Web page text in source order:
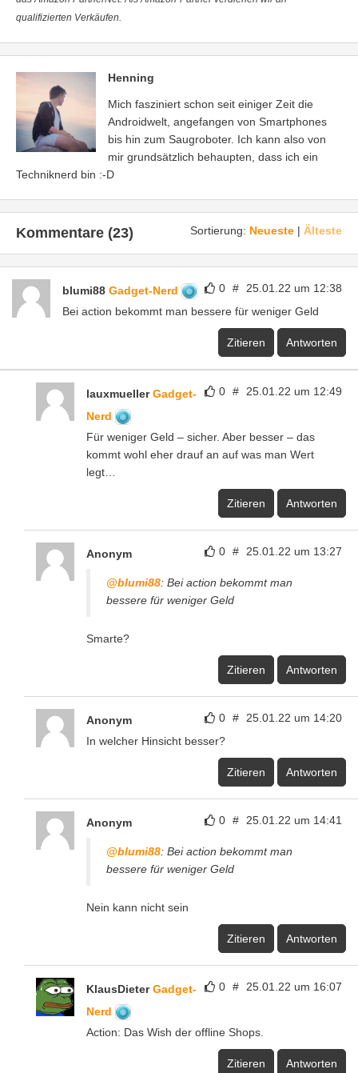
qualifizierten Verkäufen.
Henning
Mich fasziniert schon seit einiger Zeit die
Androidwelt, angefangen von Smartphones
bis hin zum Saugroboter. Ich kann also von
mir grundsätzlich behaupten, dass ich ein
Techniknerd bin :-D
Sortierung: Neueste | Älteste
Kommentare (23)
0 # 25.01.22 um 12:38
blumi88 Gadget-Nerd
Bei action bekommt man bessere für weniger Geld
Zitieren Antworten
0 # 25.01.22 um 12:49
lauxmuellerGadget-
Nerd
Für weniger Geld – sicher. Aber besser – das
kommt wohl eher drauf an auf was man Wert
legt…
Zitieren Antworten
0 # 25.01.22 um 13:27
Anonym
@blumi88: Bei action bekommt man
bessere für weniger Geld
Smarte?
Zitieren Antworten
0 # 25.01.22 um 14:20
Anonym
In welcher Hinsicht besser?
Zitieren Antworten
0 # 25.01.22 um 14:41
Anonym
@blumi88: Bei action bekommt man
bessere für weniger Geld
Nein kann nicht sein
Zitieren Antworten
0 # 25.01.22 um 16:07
KlausDieterGadget-
Nerd
Action: Das Wish der offline Shops.
Zitieren Antworten